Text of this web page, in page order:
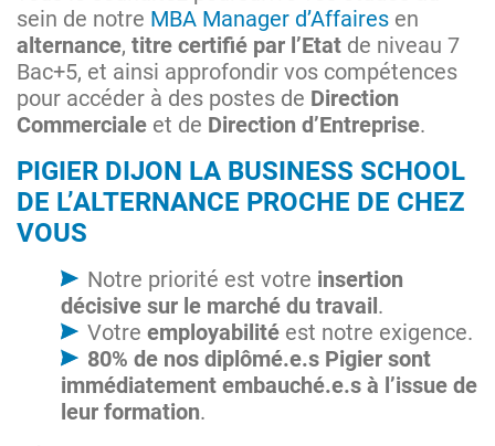
sein de notre MBA Manager d’Affaires en
alternance, titre certifié par l’Etat de niveau 7
Bac+5, et ainsi approfondir vos compétences
pour accéder à des postes de Direction
Commerciale et de Direction d’Entreprise.
PIGIER DIJON LA BUSINESS SCHOOL
DE L’ALTERNANCE PROCHE DE CHEZ
VOUS
Notre priorité est votre insertion
décisive sur le marché du travail.
Votre employabilité est notre exigence.
80% de nos diplômé.e.s Pigier sont
immédiatement embauché.e.s à l’issue de
leur formation.